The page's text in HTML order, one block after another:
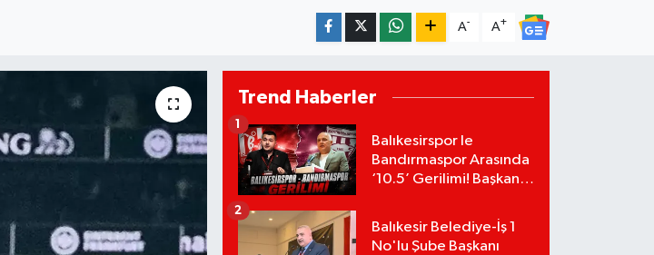
A- A+
Trend Haberler
Balıkesirspor le
Bandırmaspor Arasında
‘10.5’ Gerilimi! Başkan
Murat Karakoyun'a Sert
Tepki!
1
Balıkesir Belediye-İş 1
No'lu Şube Başkanı
2